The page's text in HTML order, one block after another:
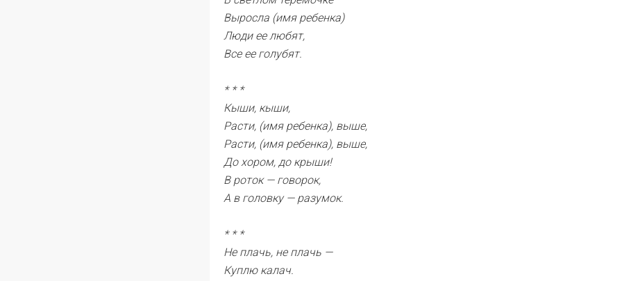
Выросла (имя ребенка)
Люди ее любят,
Все ее голубят.
* * *
Кыши, кыши,
Расти, (имя ребенка), выше,
Расти, (имя ребенка), выше,
До хором, до крыши!
В роток — говорок,
А в головку — разумок.
* * *
Не плачь, не плачь —
Куплю калач.